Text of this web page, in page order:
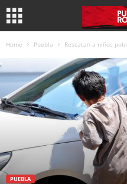
Home Puebla Rescatan a niños
PUEBLA